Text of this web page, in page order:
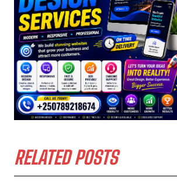
RELATED POSTS